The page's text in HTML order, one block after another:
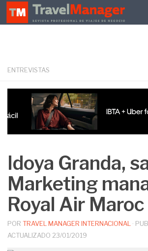
Debajo del contenido
ENTREVISTAS
Idoya Granda,
Marketing
Royal Air Maroc
POR TRAVEL MANAGER INTERNACIONAL ·
ACTUALIZADO 23/01/2019